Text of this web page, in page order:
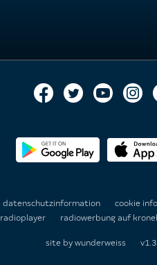
datenschutzinformation cookie
radioplayer radiowerbung auf
site by wunderweiss